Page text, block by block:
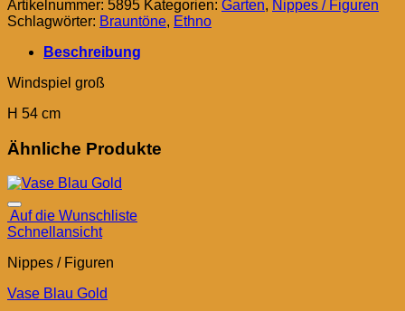
Artikelnummer: 5895 Kategorien: Garten, Nippes / Figuren
Schlagwörter: Brauntöne, Ethno
Beschreibung
Windspiel groß
H 54 cm
Ähnliche Produkte
Auf die Wunschliste
Schnellansicht
Nippes / Figuren
Vase Blau Gold